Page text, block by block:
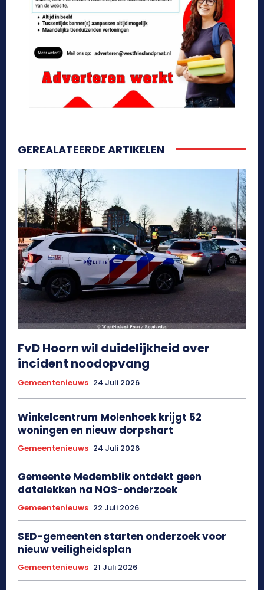
GEREALATEERDE ARTIKELEN
FvD Hoorn wil duidelijkheid over
incident noodopvang
Gemeentenieuws 24 Juli 2026
Winkelcentrum Molenhoek krijgt 52
woningen en nieuw dorpshart
Gemeentenieuws 24 Juli 2026
Gemeente Medemblik ontdekt geen
datalekken na NOS-onderzoek
Gemeentenieuws 22 Juli 2026
SED-gemeenten starten onderzoek voor
nieuw veiligheidsplan
Gemeentenieuws 21 Juli 2026